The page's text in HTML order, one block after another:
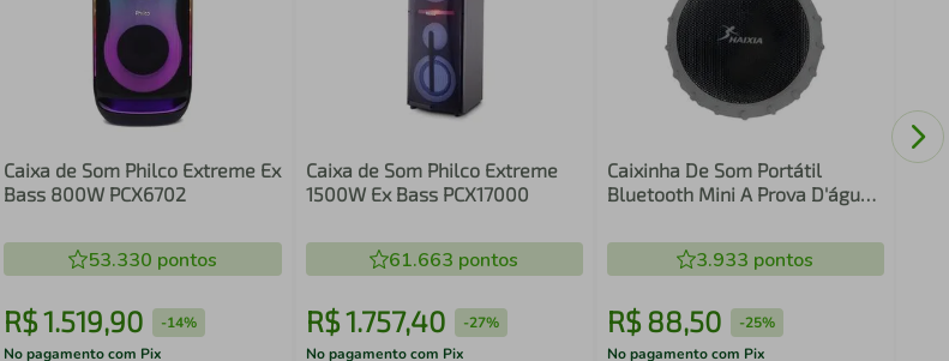
Caixa de Som Philco Extreme Ex
Bass 800W PCX6702
53.330 pontos
R$1.519,90 -14%
No pagamento com Pix
Caixa de Som Philco Extreme
1500W Ex Bass PCX17000
61.663 pontos
R$1.757,40 -27%
No pagamento com Pix
Caixinha De Som Portátil
Bluetooth Mini A Prova D'água
3.933 pontos
R$ 88,50 -25%
No pagamento com Pix